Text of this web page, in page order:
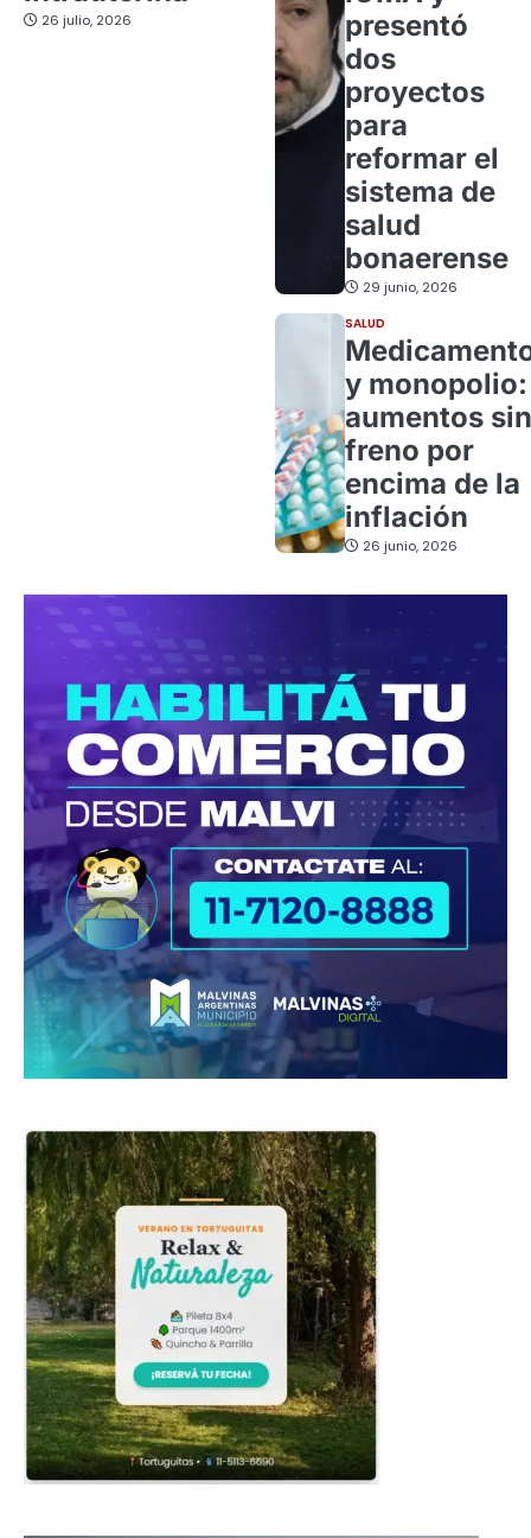
26 julio, 2026
presentó
dos
proyectos
para
reformar el
sistema de
salud
bonaerense
29 junio, 2026
SALUD
y monopolio:
aumentos sin
freno por
encima de la
inflación
26 junio, 2026